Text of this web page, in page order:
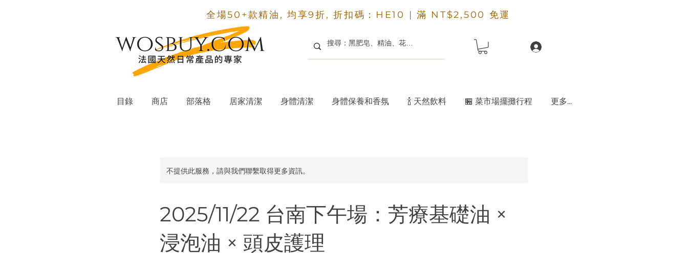
全場50+款精油, 均享9折, 折扣碼：HE10 | 滿 NT$2,500 免運
目錄 商店 部落格 居家清潔 身體清潔 身體保養和香氛 🍾 天然飲料 🏪 菜市場擺攤行程 更多...
不提供此服務，請與我們聯繫取得更多資訊。
2025/11/22 台南下午場：芳療基礎油 ×
浸泡油 × 頭皮護理